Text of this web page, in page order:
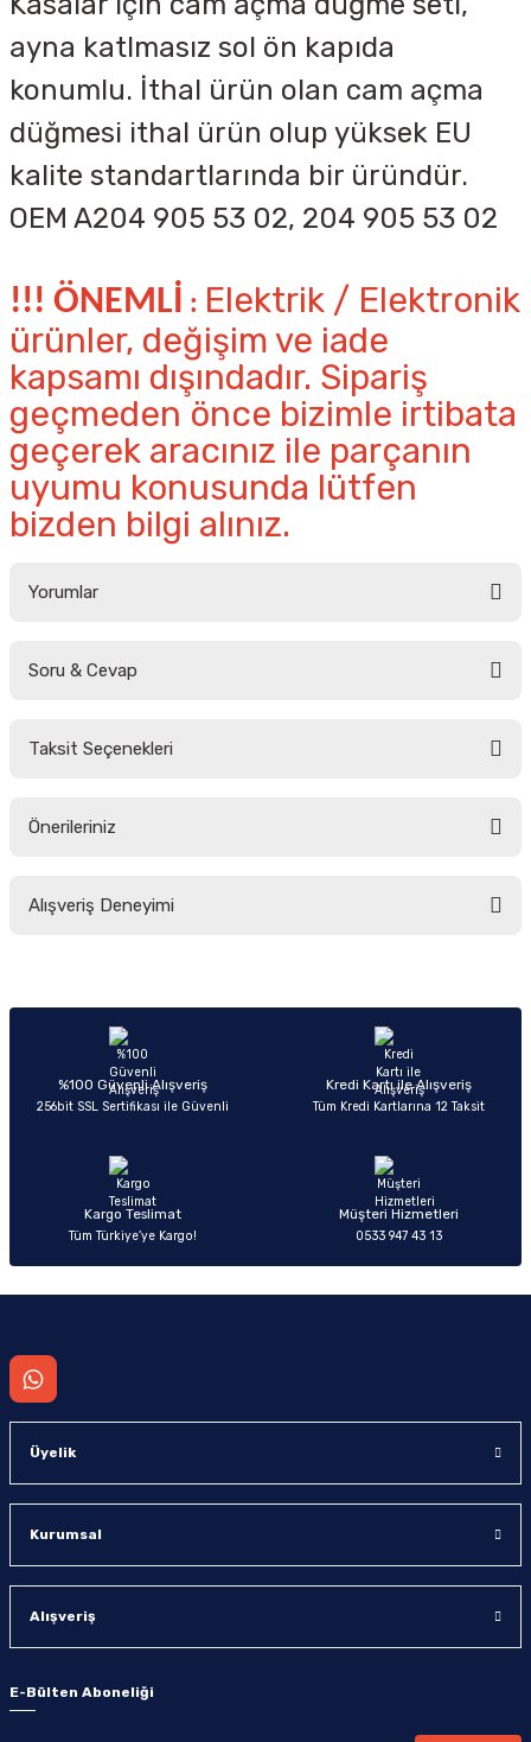
ayna katlmasız sol ön kapıda
konumlu. İthal ürün olan cam açma
düğmesi ithal ürün olup yüksek EU
kalite standartlarında bir üründür.
OEM A204 905 53 02, 204 905 53 02
!!! ÖNEMLİ : Elektrik / Elektronik
ürünler, değişim ve iade
kapsamı dışındadır. Sipariş
geçmeden önce bizimle irtibata
geçerek aracınız ile parçanın
uyumu konusunda lütfen
bizden bilgi alınız.
Yorumlar
Soru & Cevap
Taksit Seçenekleri
Önerileriniz
yetersiz gördüğünüz noktaları öneri formunu kullanarak tarafımıza
Ürün açıklamasında eksik bilgiler bulunuyor.
Ürün bilgilerinde hatalar bulunuyor.
Ürün fiyatı diğer sitelerden daha pahalı.
Alışveriş Deneyimi
Sitemize ilk yorumu siz yapın!
%100 Güvenli Alışveriş
256bit SSL Sertifikası ile Güvenli
Kredi Kartı ile Alışveriş
Tüm Kredi Kartlarına 12 Taksit
Kargo Teslimat
Tüm Türkiye’ye Kargo!
Müşteri Hizmetleri
0533 947 43 13
Üyelik
Kurumsal
Alışveriş
E-Bülten Aboneliği